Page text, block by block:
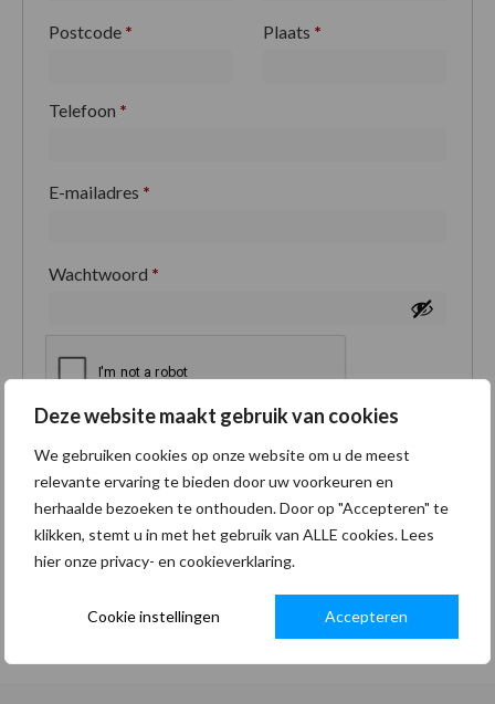
Deze website maakt gebruik van cookies
We gebruiken cookies op onze website om u de meest
relevante ervaring te bieden door uw voorkeuren en
herhaalde bezoeken te onthouden. Door op "Accepteren" te
klikken, stemt u in met het gebruik van ALLE cookies. Lees
hier onze privacy- en cookieverklaring.
Cookie instellingen Accepteren
Postcode * Plaats *
Telefoon *
E-mailadres *
Wachtwoord *
Je persoonlijke gegevens worden gebruikt om je
ervaring op deze site te ondersteunen, om toegang
tot je account te beheren en voor andere doeleinden
zoals omschreven in onzeprivacybeleid.